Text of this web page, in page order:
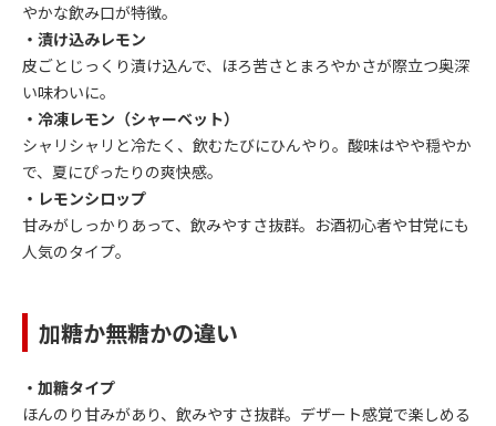
やかな飲み口が特徴。
・漬け込みレモン
皮ごとじっくり漬け込んで、ほろ苦さとまろやかさが際立つ奥深
い味わいに。
・冷凍レモン（シャーベット）
シャリシャリと冷たく、飲むたびにひんやり。酸味はやや穏やか
で、夏にぴったりの爽快感。
・レモンシロップ
甘みがしっかりあって、飲みやすさ抜群。お酒初心者や甘党にも
人気のタイプ。
加糖か無糖かの違い
・加糖タイプ
ほんのり甘みがあり、飲みやすさ抜群。デザート感覚で楽しめる